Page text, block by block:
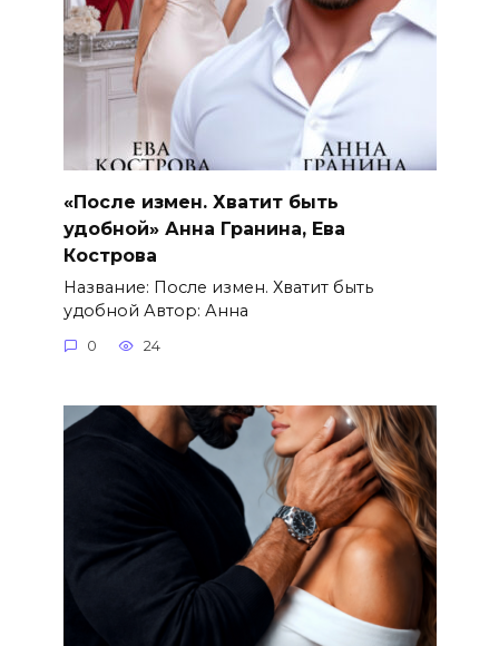
«После измен. Хватит быть
удобной» Анна Гранина, Ева
Кострова
Название: После измен. Хватит быть
удобной Автор: Анна
0 24